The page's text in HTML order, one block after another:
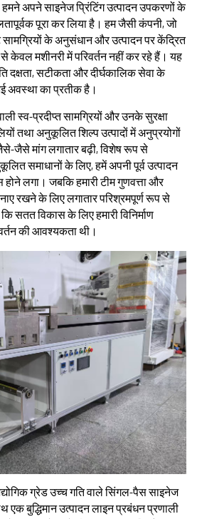
अपने साइनेज प्रिंटिंग उत्पादन उपकरणों के
पूरा कर लिया है। हम जैसी कंपनी, जो
के अनुसंधान और उत्पादन पर केंद्रित
केवल मशीनरी में परिवर्तन नहीं कर रहे हैं। यह
दक्षता, सटीकता और दीर्घकालिक सेवा के
अवस्था का प्रतीक है।
स्व-प्रदीप्त सामग्रियों और उनके सुरक्षा
तथा अनुकूलित शिल्प उत्पादों में अनुप्रयोगों
जैसे मांग लगातार बढ़ी, विशेष रूप से
समाधानों के लिए, हमें अपनी पूर्व उत्पादन
लगा। जबकि हमारी टीम गुणवत्ता और
रखने के लिए लगातार परिश्रमपूर्ण रूप से
सतत विकास के लिए हमारी विनिर्माण
की आवश्यकता थी।
ग्रेड उच्च गति वाले सिंगल-पैस साइनेज
एक बुद्धिमान उत्पादन लाइन प्रबंधन प्रणाली